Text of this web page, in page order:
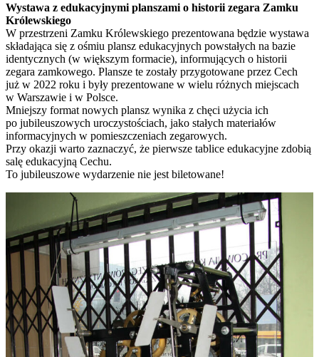
Wystawa z edukacyjnymi planszami o historii zegara Zamku
Królewskiego
W przestrzeni Zamku Królewskiego prezentowana będzie wystawa
składająca się z ośmiu plansz edukacyjnych powstałych na bazie
identycznych (w większym formacie), informujących o historii
zegara zamkowego. Plansze te zostały przygotowane przez Cech
już w 2022 roku i były prezentowane w wielu różnych miejscach
w Warszawie i w Polsce.
Mniejszy format nowych plansz wynika z chęci użycia ich
po jubileuszowych uroczystościach, jako stałych materiałów
informacyjnych w pomieszczeniach zegarowych.
Przy okazji warto zaznaczyć, że pierwsze tablice edukacyjne zdobią
salę edukacyjną Cechu.
To jubileuszowe wydarzenie nie jest biletowane!